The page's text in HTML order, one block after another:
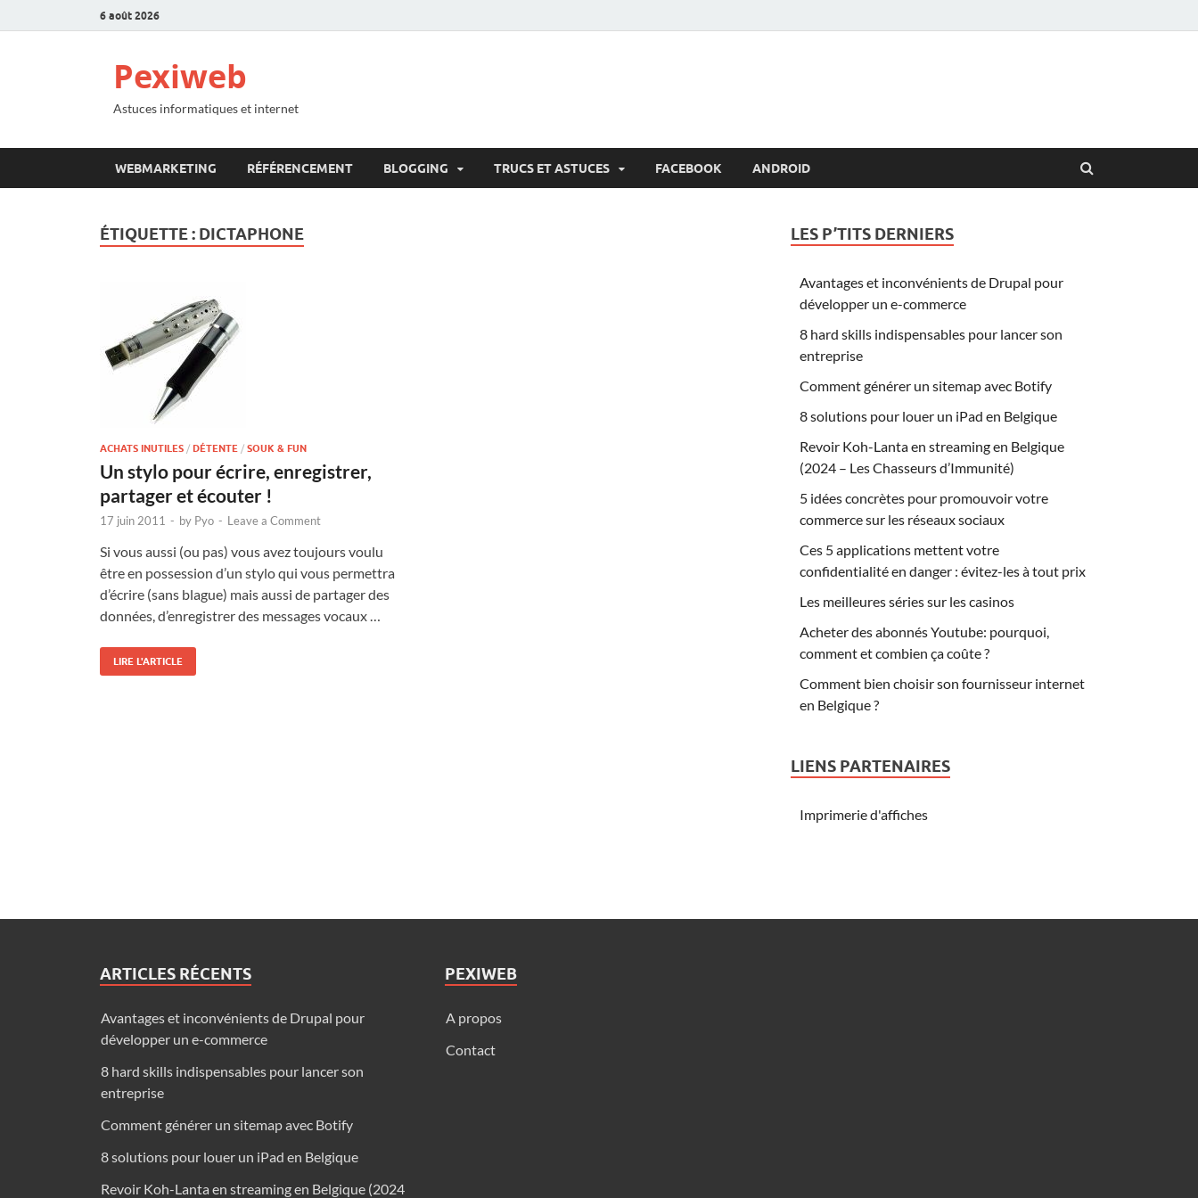
6 août 2026
Pexiweb
Astuces informatiques et internet
WEBMARKETING RÉFÉRENCEMENT BLOGGING TRUCS ET ASTUCES FACEBOOK ANDROID
ÉTIQUETTE : DICTAPHONE
ACHATS INUTILES / DÉTENTE / SOUK & FUN
Un stylo pour écrire, enregistrer,
partager et écouter !
17 juin 2011 - by Pyo - Leave a Comment
Si vous aussi (ou pas) vous avez toujours voulu
être en possession d’un stylo qui vous permettra
d’écrire (sans blague) mais aussi de partager des
données, d’enregistrer des messages vocaux …
LIRE L'ARTICLE
LES P’TITS DERNIERS
Avantages et inconvénients de Drupal pour
développer un e-commerce
8 hard skills indispensables pour lancer son
entreprise
Comment générer un sitemap avec Botify
8 solutions pour louer un iPad en Belgique
Revoir Koh-Lanta en streaming en Belgique
(2024 – Les Chasseurs d’Immunité)
5 idées concrètes pour promouvoir votre
commerce sur les réseaux sociaux
Ces 5 applications mettent votre
confidentialité en danger : évitez-les à tout prix
Les meilleures séries sur les casinos
Acheter des abonnés Youtube: pourquoi,
comment et combien ça coûte ?
Comment bien choisir son fournisseur internet
en Belgique ?
LIENS PARTENAIRES
Imprimerie d'affiches
ARTICLES RÉCENTS
Avantages et inconvénients de Drupal pour
développer un e-commerce
8 hard skills indispensables pour lancer son
entreprise
Comment générer un sitemap avec Botify
8 solutions pour louer un iPad en Belgique
Revoir Koh-Lanta en streaming en Belgique (2024
PEXIWEB
A propos
Contact